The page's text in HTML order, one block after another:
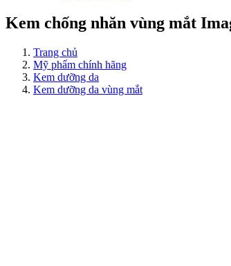
Kem chống nhăn vùng mắt
Trang chủ
Mỹ phẩm chính hãng
Kem dưỡng da
Kem dưỡng da vùng mắt